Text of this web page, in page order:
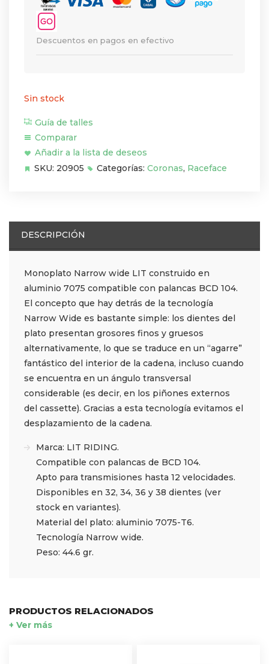
Sin stock
Guía de talles
Comparar
Añadir a la lista de deseos
SKU: 20905 Categorías: Coronas, Raceface
Descuentos en pagos en efectivo
DESCRIPCIÓN
Monoplato Narrow wide LIT construido en
aluminio 7075 compatible con palancas BCD 104.
El concepto que hay detrás de la tecnología
Narrow Wide es bastante simple: los dientes del
plato presentan grosores finos y gruesos
alternativamente, lo que se traduce en un “agarre”
fantástico del interior de la cadena, incluso cuando
se encuentra en un ángulo transversal
considerable (es decir, en los piñones externos
del cassette). Gracias a esta tecnología evitamos el
desplazamiento de la cadena.
Marca: LIT RIDING.
Compatible con palancas de BCD 104.
Apto para transmisiones hasta 12 velocidades.
Disponibles en 32, 34, 36 y 38 dientes (ver
stock en variantes).
Material del plato: aluminio 7075-T6.
Tecnología Narrow wide.
Peso: 44.6 gr.
PRODUCTOS RELACIONADOS
+ Ver más